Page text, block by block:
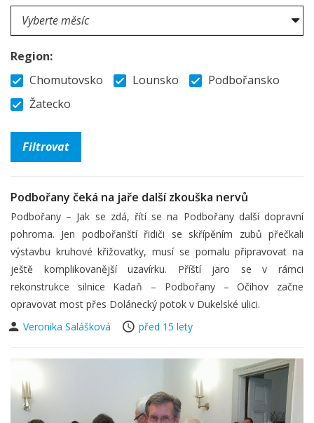
Region:
Chomutovsko
Lounsko
Podbořansko
Žatecko
Podbořany čeká na jaře další zkouška nervů
Podbořany – Jak se zdá, řítí se na Podbořany další dopravní
pohroma. Jen podbořanští řidiči se skřípěním zubů přečkali
výstavbu kruhové křižovatky, musí se pomalu připravovat na
ještě komplikovanější uzavírku. Příští jaro se v rámci
rekonstrukce silnice Kadaň – Podbořany – Očihov začne
opravovat most přes Dolánecký potok v Dukelské ulici.
Veronika Salášková
před 15 lety